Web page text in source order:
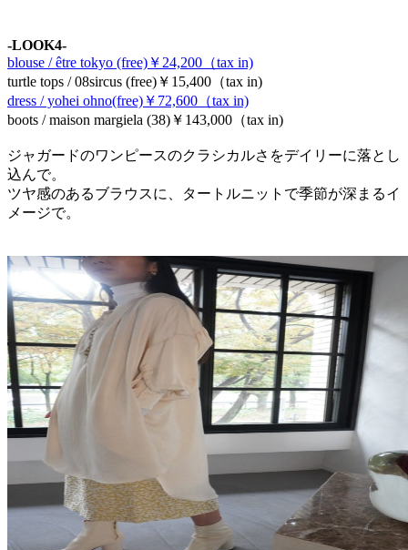
-LOOK4-
blouse / être tokyo (free)￥24,200（tax in)
turtle tops / 08sircus (free)￥15,400（tax in)
dress / yohei ohno(free)￥72,600（tax in)
boots / maison margiela (38)￥143,000（tax in)
ジャガードのワンピースのクラシカルさをデイリーに落とし
込んで。
ツヤ感のあるブラウスに、タートルニットで季節が深まるイ
メージで。